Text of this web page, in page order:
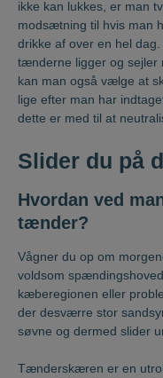
ikke kan lukkes, er man
modsætning til hvis man
drikke af over en hel
tænderne ligger og sejler
kan man også vælge at
lige efter man har
dette er med til at
Slider du på
Hvordan ved
tænder?
Vågner du op om
voldsom
kæberegionen eller
der desværre stor
søvne og dermed slider
Tænderskæren er en